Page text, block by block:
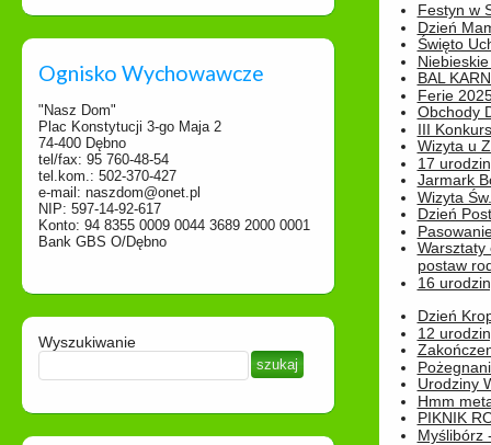
Ognisko Wychowawcze
"Nasz Dom"
Plac Konstytucji 3-go Maja 2
74-400 Dębno
tel/fax: 95 760-48-54
tel.kom.: 502-370-427
e-mail: naszdom@onet.pl
NIP: 597-14-92-617
Konto: 94 8355 0009 0044 3689 2000 0001
Bank GBS O/Dębno
Wyszukiwanie
Festyn w
Dzień
Święto
BAL
Ferie
Obchody
III
Wizyta u
17
Jarmark
Wizyta
Dzień
Warsztaty
postaw
16
Dzień
12
Urodziny
Hmm
PIKNIK
Myślibórz